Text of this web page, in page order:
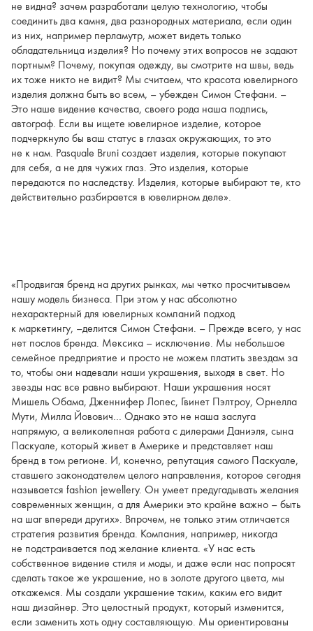
не видна? зачем разработали целую технологию, чтобы
соединить два камня, два разнородных материала, если один
из них, например перламутр, может видеть только
обладательница изделия? Но почему этих вопросов не задают
портным? Почему, покупая одежду, вы смотрите на швы, ведь
их тоже никто не видит? Мы считаем, что красота ювелирного
изделия должна быть во всем, – убежден Симон Стефани. –
Это наше видение качества, своего рода наша подпись,
автограф. Если вы ищете ювелирное изделие, которое
подчеркнуло бы ваш статус в глазах окружающих, то это
не к нам. Pasquale Bruni создает изделия, которые покупают
для себя, а не для чужих глаз. Это изделия, которые
передаются по наследству. Изделия, которые выбирают те, кто
действительно разбирается в ювелирном деле».
«Продвигая бренд на других рынках, мы четко просчитываем
нашу модель бизнеса. При этом у нас абсолютно
нехарактерный для ювелирных компаний подход
к маркетингу, –делится Симон Стефани. – Прежде всего, у нас
нет послов бренда. Мексика – исключение. Мы небольшое
семейное предприятие и просто не можем платить звездам за
то, чтобы они надевали наши украшения, выходя в свет. Но
звезды нас все равно выбирают. Наши украшения носят
Мишель Обама, Дженнифер Лопес, Гвинет Пэлтроу, Орнелла
Мути, Милла Йовович… Однако это не наша заслуга
напрямую, а великолепная работа с дилерами Даниэля, сына
Паскуале, который живет в Америке и представляет наш
бренд в том регионе. И, конечно, репутация самого Паскуале,
ставшего законодателем целого направления, которое сегодня
называется fashion jewellery. Он умеет предугадывать желания
современных женщин, а для Америки это крайне важно – быть
на шаг впереди других». Впрочем, не только этим отличается
стратегия развития бренда. Компания, например, никогда
не подстраивается под желание клиента. «У нас есть
собственное видение стиля и моды, и даже если нас попросят
сделать такое же украшение, но в золоте другого цвета, мы
откажемся. Мы создали украшение таким, каким его видит
наш дизайнер. Это целостный продукт, который изменится,
если заменить хоть одну составляющую. Мы ориентированы